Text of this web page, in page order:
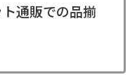
通販での品揃